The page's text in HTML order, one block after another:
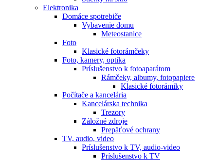
Elektronika
Domáce spotrebiče
Vybavenie domu
Meteostanice
Foto
Klasické fotorámčeky
Foto, kamery, optika
Príslušenstvo k fotoaparátom
Rámčeky, albumy, fotopapiere
Klasické fotorámiky
Počítače a kancelária
Kancelárska technika
Trezory
Záložné zdroje
Prepäťové ochrany
TV, audio, video
Príslušenstvo k TV, audio-video
Príslušenstvo k TV